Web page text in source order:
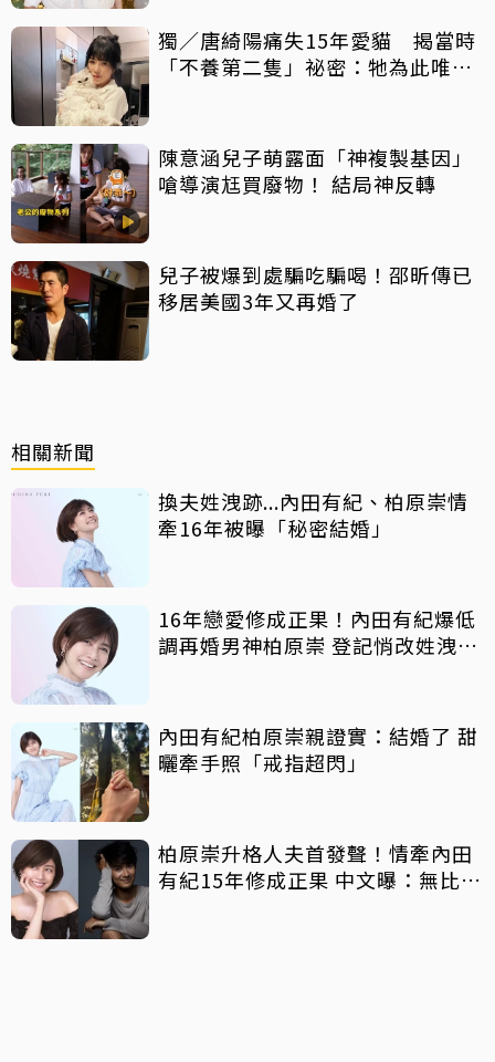
獨／唐綺陽痛失15年愛貓 揭當時
「不養第二隻」祕密：牠為此唯一
陳意涵兒子萌露面「神複製基因」
嗆導演尪買廢物！ 結局神反轉
兒子被爆到處騙吃騙喝！邵昕傳已
移居美國3年又再婚了
相關新聞
換夫姓洩跡...內田有紀、柏原崇情
牽16年被曝「秘密結婚」
16年戀愛修成正果！內田有紀爆低
調再婚男神柏原崇 登記悄改姓洩端
內田有紀柏原崇親證實：結婚了 甜
曬牽手照「戒指超閃」
柏原崇升格人夫首發聲！情牽內田
有紀15年修成正果 中文曝：無比幸